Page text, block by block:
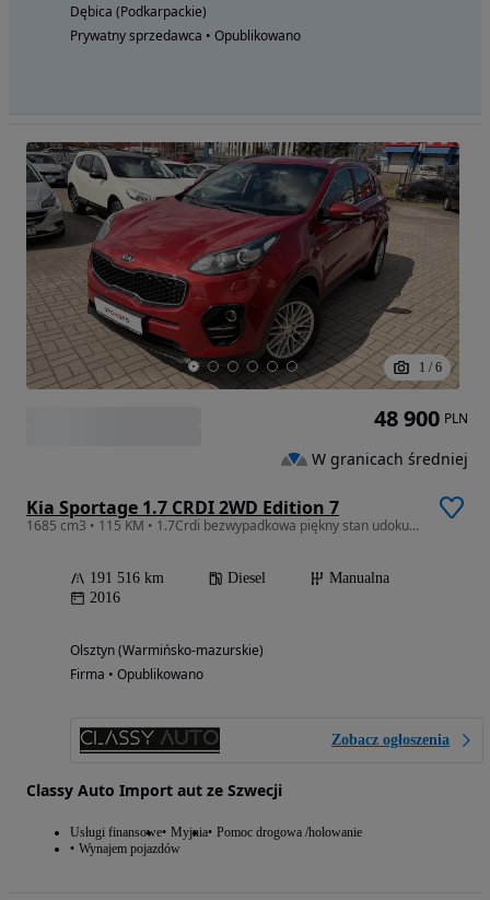
Dębica (Podkarpackie)
Prywatny sprzedawca • Opublikowano
1 / 6
Kia Sportage 1.7 CRDI 2WD Edition 7
1685 cm3 • 115 KM • 1.7Crdi bezwypadkowa piękny stan udokumentowana historia
191 516 km Diesel
Manualna
2016
Olsztyn (Warmińsko-mazurskie)
Firma • Opublikowano
Zobacz ogłoszenia
Classy Auto Import aut ze Szwecji
Usługi finansowe Myjnia Pomoc drogowa /holowanie
Wynajem pojazdów
48 900 PLN
W granicach średniej